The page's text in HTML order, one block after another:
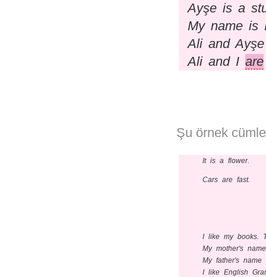
Ayşe is a
My name is
Ali and
Ali and I are
Şu örnek
It is a flower.
Cars are fast.
I like my books.
My mother's
My father's
I like English